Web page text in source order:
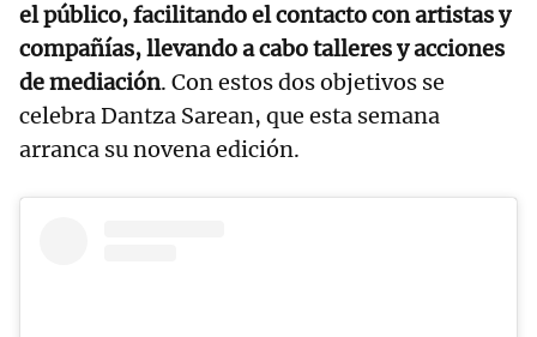
el público, facilitando el contacto con artistas y
compañías, llevando a cabo talleres y acciones
de mediación. Con estos dos objetivos se
celebra Dantza Sarean, que esta semana
arranca su novena edición.